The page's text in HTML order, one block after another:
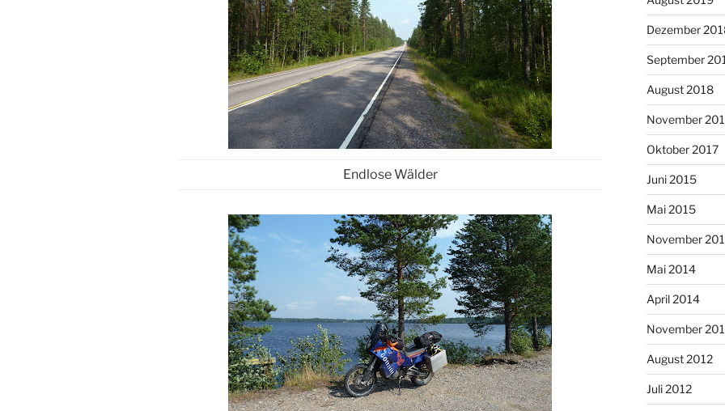
Endlose Wälder
Dezember
September
August 2018
November
Oktober 2017
Juni 2015
Mai 2015
November
Mai 2014
April 2014
November
August 2012
Juli 2012